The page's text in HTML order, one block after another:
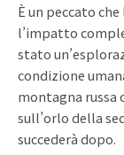
È un peccato
l’impatto
stato
condizione
montagna russa
sull’orlo della
succederà dopo.